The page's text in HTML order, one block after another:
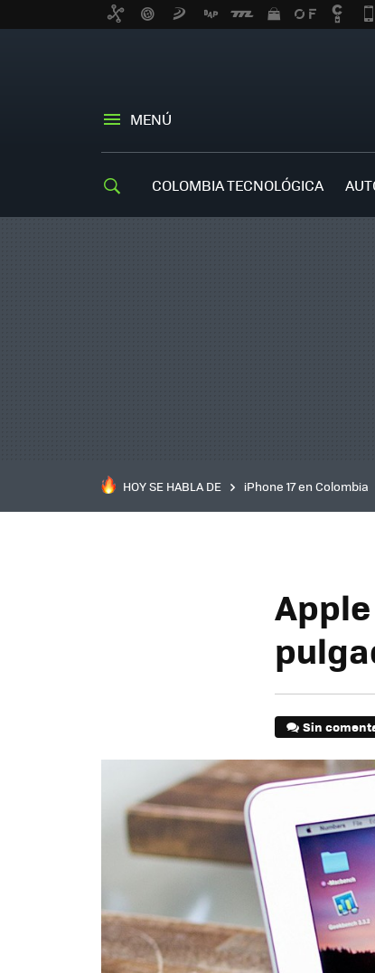
MENÚ
COLOMBIA TECNOLÓGICA
HOY SE HABLA DE iPhone 17 en Colombia
inteligente
IA
Sin